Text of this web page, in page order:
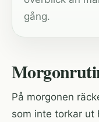
gång.
På morgonen
som inte torkar